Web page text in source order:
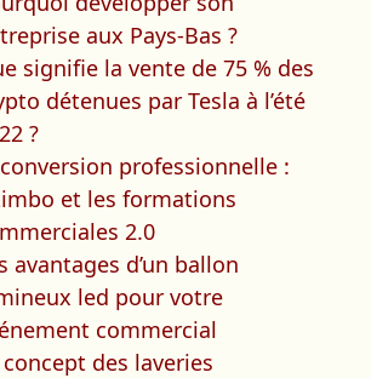
aux Pays-Bas ?
signifie la vente de 75 % des
détenues par Tesla à l’été
?
professionnelle :
et les formations
2.0
avantages d’un ballon
led pour votre
commercial
concept des laveries